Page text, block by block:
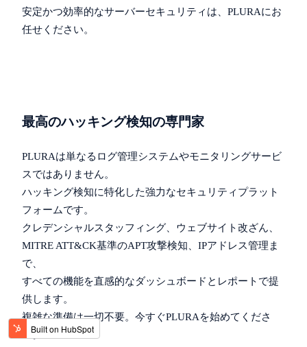
安定かつ効率的なサーバーセキュリティは、PLURAにお
任せください。
最高のハッキング検知の専門家
PLURAは単なるログ管理システムやモニタリングサービ
スではありません。
ハッキング検知に特化した強力なセキュリティプラット
フォームです。
クレデンシャルスタッフィング、ウェブサイト改ざん、
MITRE ATT&CK基準のAPT攻撃検知、IPアドレス管理ま
で、
すべての機能を直感的なダッシュボードとレポートで提
供します。
複雑な準備は一切不要。今すぐPLURAを始めてくださ
い。